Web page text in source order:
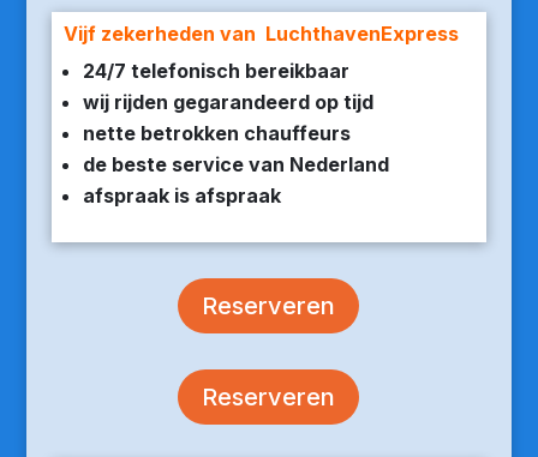
Vijf zekerheden van LuchthavenExpress
24/7 telefonisch bereikbaar
wij rijden gegarandeerd op tijd
nette betrokken chauffeurs
de beste service van Nederland
afspraak is afspraak
Reserveren
Reserveren